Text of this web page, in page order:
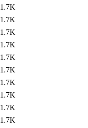
1.7K
1.7K
1.7K
1.7K
1.7K
1.7K
1.7K
1.7K
1.7K
1.7K